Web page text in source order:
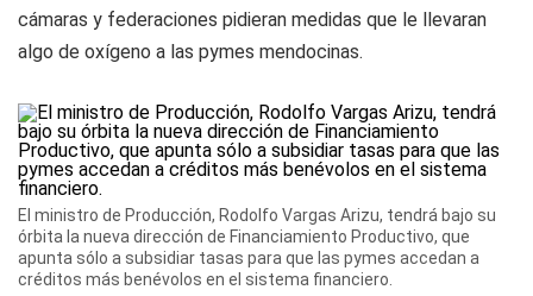
cámaras y federaciones pidieran medidas que le llevaran
algo de oxígeno a las pymes mendocinas.
El ministro de Producción, Rodolfo Vargas Arizu, tendrá bajo su
órbita la nueva dirección de Financiamiento Productivo, que
apunta sólo a subsidiar tasas para que las pymes accedan a
créditos más benévolos en el sistema financiero.